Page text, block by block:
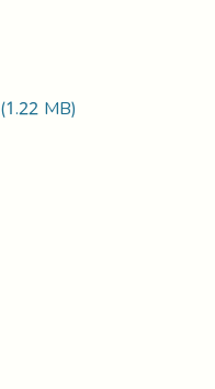
(1.22 MB)